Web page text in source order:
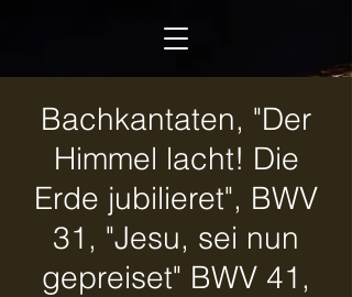
Bachkantaten, "Der
Himmel lacht! Die
Erde jubilieret", BWV
31, "Jesu, sei nun
gepreiset" BWV 41,